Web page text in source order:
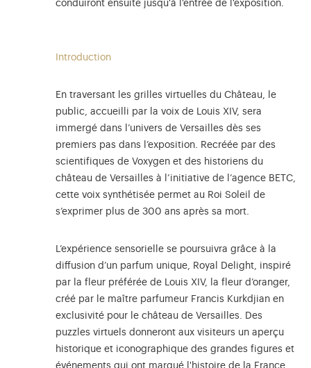
conduiront ensuite jusqu'à l'entrée de l'exposition.
Introduction
En traversant les grilles virtuelles du Château, le
public, accueilli par la voix de Louis XIV, sera
immergé dans l’univers de Versailles dès ses
premiers pas dans l’exposition. Recréée par des
scientifiques de Voxygen et des historiens du
château de Versailles à l’initiative de l’agence BETC,
cette voix synthétisée permet au Roi Soleil de
s’exprimer plus de 300 ans après sa mort.
L’expérience sensorielle se poursuivra grâce à la
diffusion d’un parfum unique, Royal Delight, inspiré
par la fleur préférée de Louis XIV, la fleur d’oranger,
créé par le maître parfumeur Francis Kurkdjian en
exclusivité pour le château de Versailles. Des
puzzles virtuels donneront aux visiteurs un aperçu
historique et iconographique des grandes figures et
événements qui ont marqué l'histoire de la France